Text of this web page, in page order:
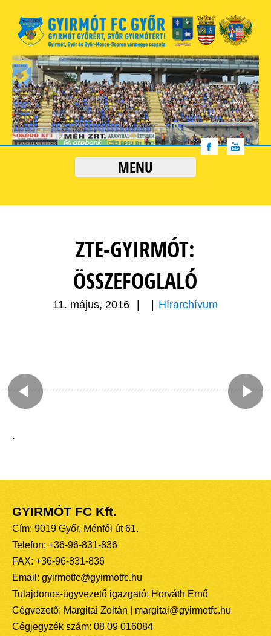
MENU
ZTE-GYIRMÓT:
ÖSSZEFOGLALÓ
11. május, 2016 Hírarchívum
.
GYIRMÓT FC Kft.
Cím: 9019 Győr, Ménfői út 61.
Telefon: +36-96-831-836
FAX: +36-96-831-836
Email: gyirmotfc@gyirmotfc.hu
Tulajdonos-ügyvezető igazgató: Horváth Ernő
Cégvezető: Margitai Zoltán | margitai@gyirmotfc.hu
Cégjegyzék szám: 08 09 016084